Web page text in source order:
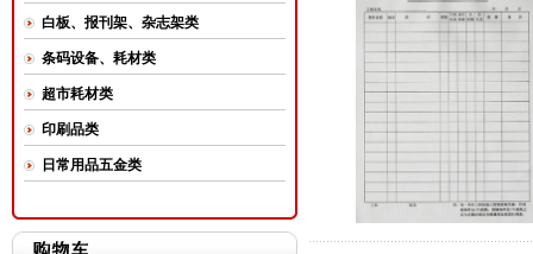
白板、报刊架、杂志架类
条码设备、耗材类
超市耗材类
印刷品类
日常用品五金类